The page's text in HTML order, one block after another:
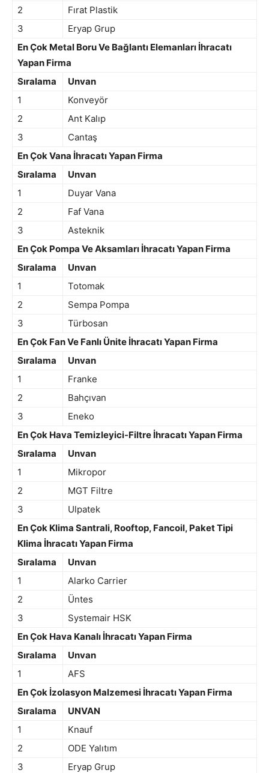
2
Fırat Plastik
3
Eryap Grup
En Çok Metal Boru Ve Bağlantı Elemanları İhracatı
Yapan Firma
Sıralama
Unvan
1
Konveyör
2
Ant Kalıp
3
Cantaş
En Çok Vana İhracatı Yapan Firma
Sıralama
Unvan
1
Duyar Vana
2
Faf Vana
3
Asteknik
En Çok Pompa Ve Aksamları İhracatı Yapan Firma
Sıralama
Unvan
1
Totomak
2
Sempa Pompa
3
Türbosan
En Çok Fan Ve Fanlı Ünite İhracatı Yapan Firma
Sıralama
Unvan
1
Franke
2
Bahçıvan
3
Eneko
En Çok Hava Temizleyici-Filtre İhracatı Yapan Firma
Sıralama
Unvan
1
Mikropor
2
MGT Filtre
3
Ulpatek
En Çok Klima Santrali, Rooftop, Fancoil, Paket Tipi
Klima İhracatı Yapan Firma
Sıralama
Unvan
1
Alarko Carrier
2
Üntes
3
Systemair HSK
En Çok Hava Kanalı İhracatı Yapan Firma
Sıralama
Unvan
1
AFS
En Çok İzolasyon Malzemesi İhracatı Yapan Firma
Sıralama
UNVAN
1
Knauf
2
ODE Yalıtım
3
Eryap Grup